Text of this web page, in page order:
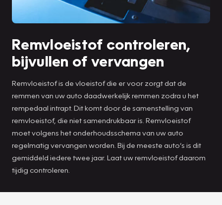
Remvloeistof controleren,
bijvullen of vervangen
Remvloeistof is de vloeistof die er voor zorgt dat de
remmen van uw auto daadwerkelijk remmen zodra u het
rempedaal intrapt. Dit komt door de samenstelling van
remvloeistof, die niet samendrukbaar is. Remvloeistof
moet volgens het onderhoudsschema van uw auto
regelmatig vervangen worden. Bij de meeste auto’s is dit
gemiddeld iedere twee jaar. Laat uw remvloeistof daarom
tijdig controleren.